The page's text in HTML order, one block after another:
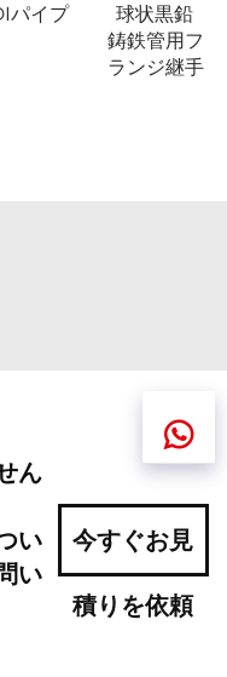
パイプ
球状黒鉛
鋳鉄管用フ
ランジ継手
ん
い
い
今すぐお見
積りを依頼